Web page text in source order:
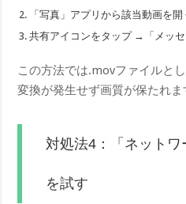
「写真」アプリから該当動画を開
共有アイコンをタップ →「メッ
この方法では.movファイルと
変換が発生せず画質が保たれま
対処法4：「ネットワ
を試す